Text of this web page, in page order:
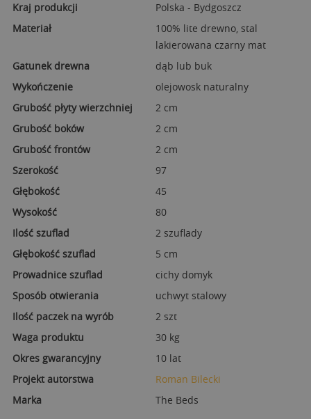
Kraj produkcji
Polska - Bydgoszcz
Materiał
100% lite drewno, stal
lakierowana czarny mat
Gatunek drewna
dąb lub buk
Wykończenie
olejowosk naturalny
Grubość płyty wierzchniej
2 cm
Grubość boków
2 cm
Grubość frontów
2 cm
Szerokość
97
Głębokość
45
Wysokość
80
Ilość szuflad
2 szuflady
Głębokość szuflad
5 cm
Prowadnice szuflad
cichy domyk
Sposób otwierania
uchwyt stalowy
Ilość paczek na wyrób
2 szt
Waga produktu
30 kg
Okres gwarancyjny
10 lat
Projekt autorstwa
Roman Bilecki
Marka
The Beds